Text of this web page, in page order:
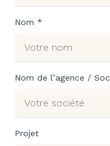
Nom *
Nom de l’agence /
Projet